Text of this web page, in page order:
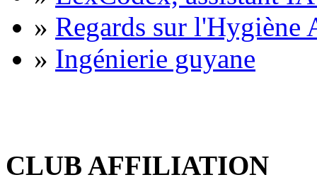
» Regards sur l'Hygiène
» Ingénierie guyane
CLUB AFFILIATION